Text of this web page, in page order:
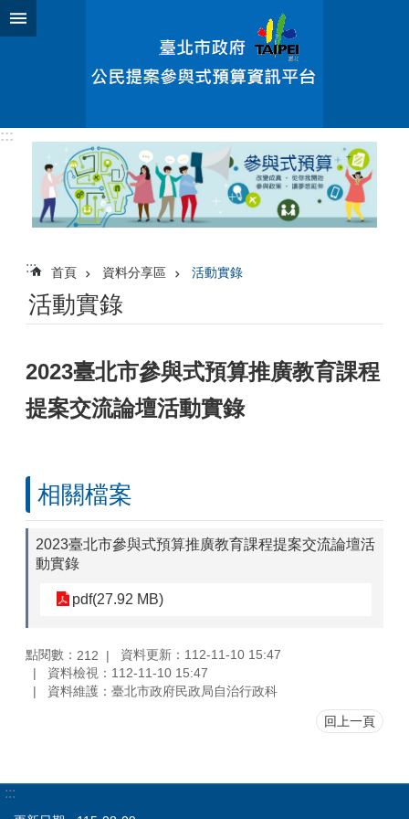
跳到主要內容區塊
:::
::: 首頁 資料分享區 活動實錄
活動實錄
2023臺北市參與式預算推廣教育課程
提案交流論壇活動實錄
相關檔案
2023臺北市參與式預算推廣教育課程提案交流論壇活
動實錄
pdf(27.92 MB)
點閱數： 212
資料更新：112-11-10 15:47
資料檢視：112-11-10 15:47
資料維護：臺北市政府民政局自治行政科
回上一頁
:::